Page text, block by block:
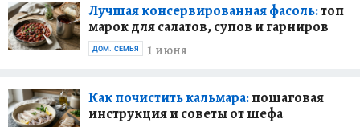
Лучшая консервированная фасоль:топ
марок для салатов, супов и гарниров
1 июня
ДОМ. СЕМЬЯ
Как почистить кальмара:пошаговая
инструкция и советы от шефа